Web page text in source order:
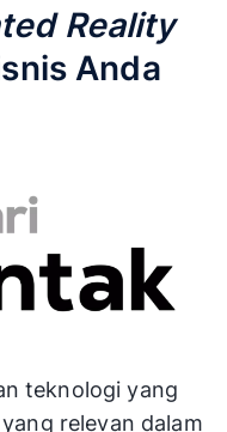
Reality
Anda
teknologi yang
relevan dalam